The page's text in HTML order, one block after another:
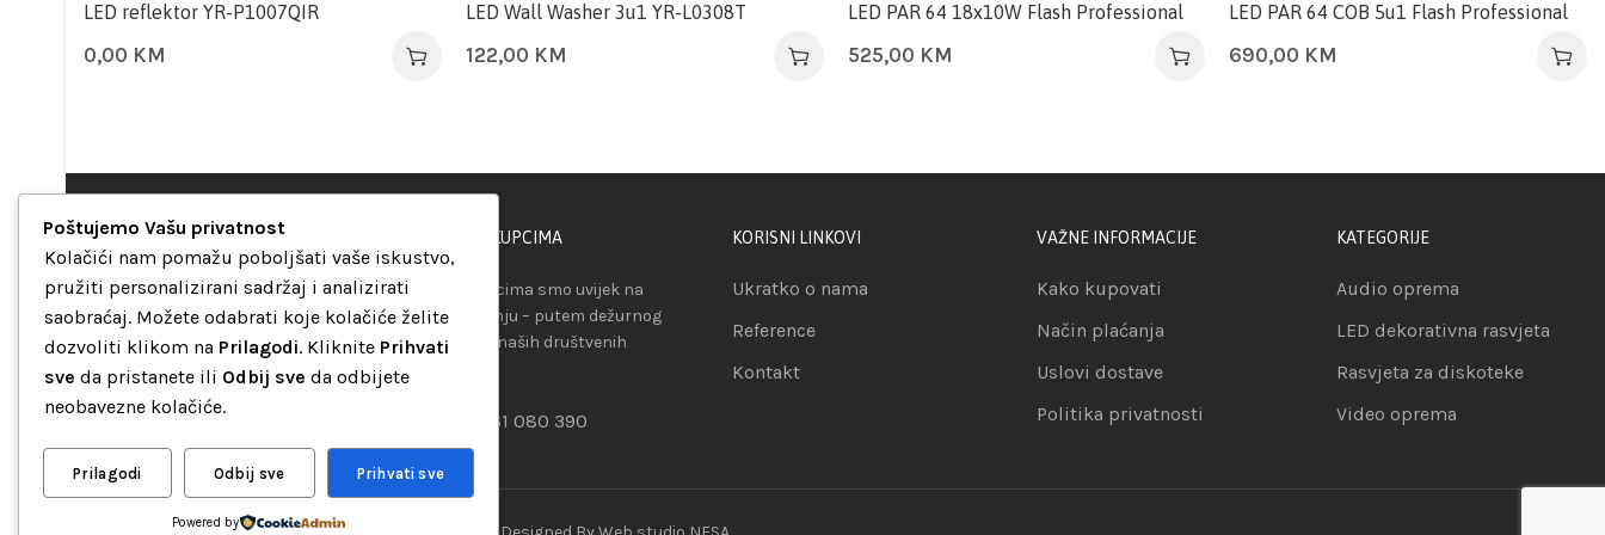
LED reflektor YR-P1007QIR
0,00 KM
LED Wall Washer 3u1 YR-L0308T
122,00 KM
LED PAR 64 18x10W Flash Professional
525,00 KM
LED PAR 64 COB 5u1 Flash Professional
690,00 KM
“Set Up S” d.o.o.
Maršala Tita b.b.
Avaz Robot centar
75000 Tuzla
Bosna i Hercegovina
+387 35 262 405
PODRŠKA KUPCIMA
Našim kupcima smo uvijek na
raspolaganju – putem dežurnog
telefona ili naših društvenih
+387 61 080 390
KORISNI LINKOVI
Ukratko o nama
Reference
Kontakt
VAŽNE INFORMACIJE
Kako kupovati
Način plaćanja
Uslovi dostave
Politika privatnosti
KATEGORIJE
Audio oprema
LED dekorativna rasvjeta
Rasvjeta za diskoteke
Video oprema
Poštujemo Vašu privatnost
Kolačići nam pomažu poboljšati vaše iskustvo,
pružiti personalizirani sadržaj i analizirati
saobraćaj. Možete odabrati koje kolačiće želite
dozvoliti klikom na Prilagodi. Kliknite Prihvati
sve da pristanete ili Odbij sve da odbijete
neobavezne kolačiće.
Prilagodi Odbij sve Prihvati sve
Powered by